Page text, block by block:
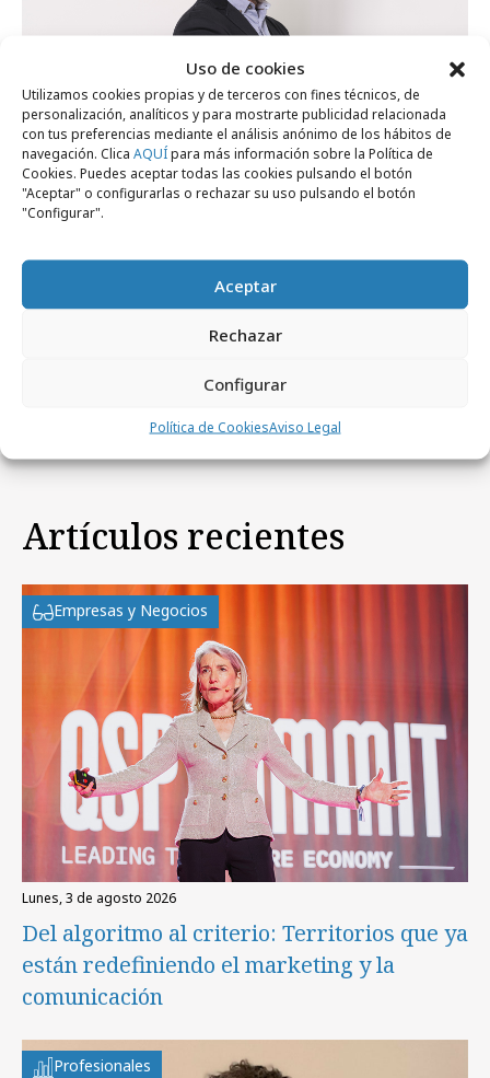
Uso de cookies
Utilizamos cookies propias y de terceros con fines técnicos, de
personalización, analíticos y para mostrarte publicidad relacionada
con tus preferencias mediante el análisis anónimo de los hábitos de
navegación. Clica AQUÍpara más información sobre la Política de
Cookies. Puedes aceptar todas las cookies pulsando el botón
"Aceptar" o configurarlas o rechazar su uso pulsando el botón
"Configurar".
Aceptar
Rechazar
Configurar
Política de CookiesAviso Legal
Nuevo Director de Servicios al cliente en
Artículos recientes
Empresas y Negocios
lunes, 3 de agosto 2026
Del algoritmo al criterio: Territorios que ya
están redefiniendo el marketing y la
comunicación
Profesionales